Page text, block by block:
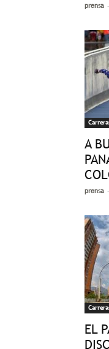
prensa -
A
prensa -
EL